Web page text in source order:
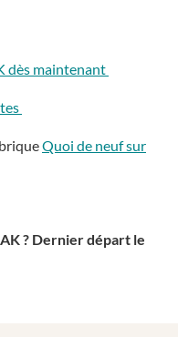
dès maintenant
Quoi de neuf sur
? Dernier départ le